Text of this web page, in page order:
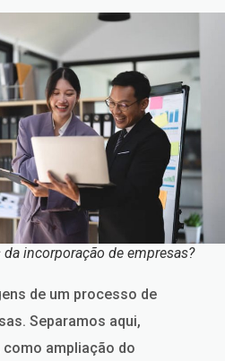
incorporação de empresas?
de um processo de
Separamos aqui,
ampliação do